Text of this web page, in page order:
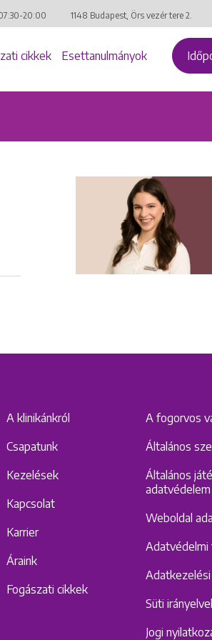
20:00 1148 Budapest, Örs vezér tere 2.
cikkek Esettanulmányok
Keresés
A klinikánkról
Csapatunk
Kezelések
Kapcsolat
Karrier
Áraink
Fogászati cikkek
A fogorvos
Általános
Általános
adatvédelem
Weboldal
Adatvédelmi
Süti
Jogi